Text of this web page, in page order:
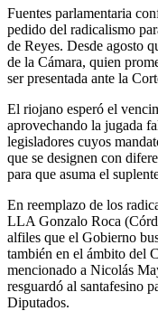
Fuentes parlamentaria
pedido del radicalismo
de Reyes. Desde agosto
de la Cámara, quien
ser presentada ante la
El riojano esperó el
aprovechando la jugada
legisladores cuyos
que se designen con
para que asuma el
En reemplazo de los
LLA Gonzalo Roca
alfiles que el Gobierno
también en el ámbito del
mencionado a Nicolás
resguardó al santafesino
Diputados.